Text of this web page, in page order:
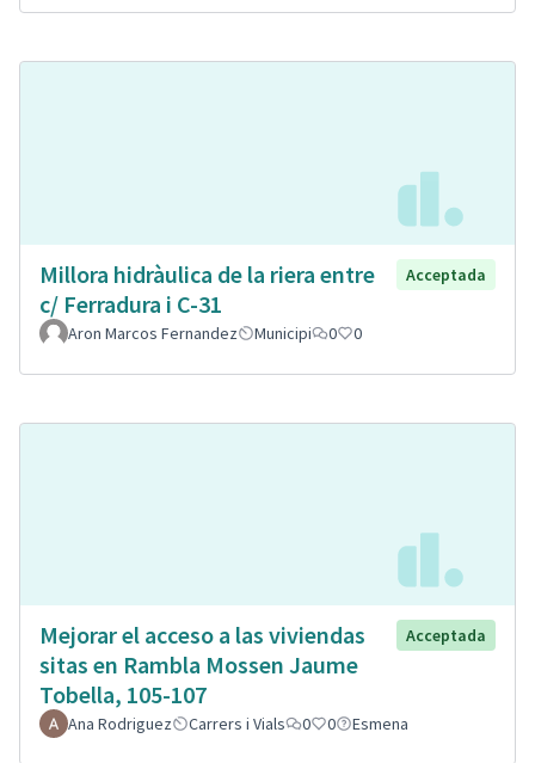
Millora hidràulica de la riera entre
c/ Ferradura i C-31
Acceptada
Aron Marcos Fernandez Municipi 0 0
Mejorar el acceso a las viviendas
sitas en Rambla Mossen Jaume
Tobella, 105-107
Acceptada
Ana Rodriguez Carrers i Vials 0 0 Esmena